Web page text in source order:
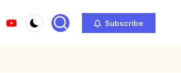
youtube.com Subscribe